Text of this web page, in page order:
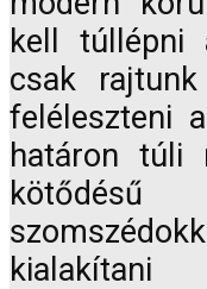
kell túllépni
csak
feléleszteni
határon túli